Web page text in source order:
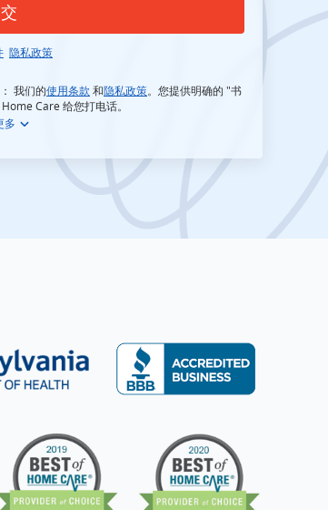
隐私政策
我们的使用条款 和隐私政策。您提供明确的 "书
Care 给您打电话。
多